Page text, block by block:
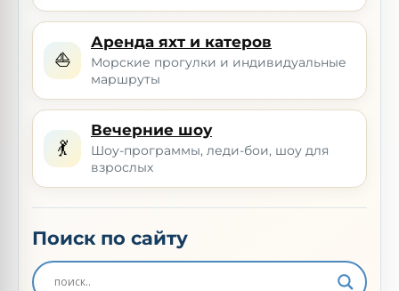
⛵
Аренда яхт и катеров
Морские прогулки и индивидуальные
маршруты
💃
Вечерние шоу
Шоу-программы, леди-бои, шоу для
взрослых
Поиск по сайту